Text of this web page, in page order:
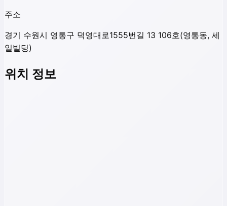
주소
경기 수원시 영통구 덕영대로1555번길 13 106호(영통동, 세
일빌딩)
위치 정보